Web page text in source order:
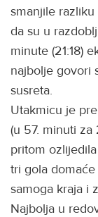
smanjile
da su u
minute (21:18)
najbolje govori
susreta.
Utakmicu je
(u 57. minuti za
pritom
tri gola
samoga kraja i
Najbolja u